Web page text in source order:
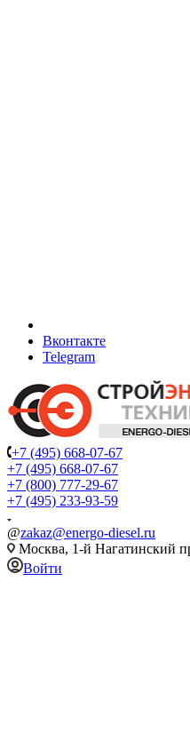
Вконтакте
Telegram
+7 (495) 668-07-67
+7 (495) 668-07-67
+7 (800) 777-29-67
+7 (495) 233-93-59
@zakaz@energo-diesel.ru
Москва, 1-й Нагатинский
Войти